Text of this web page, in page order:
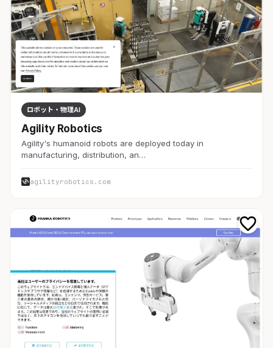
ロボット・物理AI
Agility Robotics
Agility's humanoid robots are deployed today in
manufacturing, distribution, an…
agilityrobotics.com